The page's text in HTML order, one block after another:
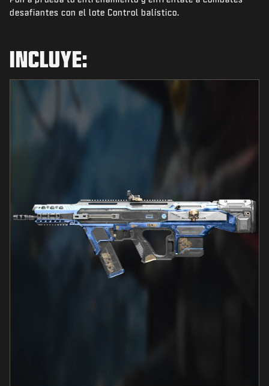
NOTICIAS
ESPORTS
desafiantes con el lote Control balístico.
INCLUYE: